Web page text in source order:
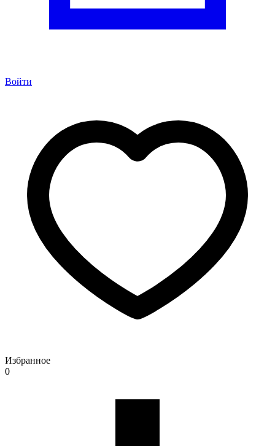
Войти
Избранное
0